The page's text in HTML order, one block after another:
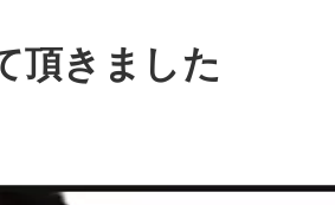
頂きました